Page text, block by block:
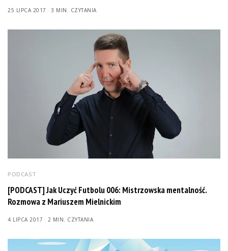
25 LIPCA 2017 3 MIN. CZYTANIA
PODCAST
[PODCAST] Jak Uczyć Futbolu 006: Mistrzowska mentalność.
Rozmowa z Mariuszem Mielnickim
4 LIPCA 2017 2 MIN. CZYTANIA